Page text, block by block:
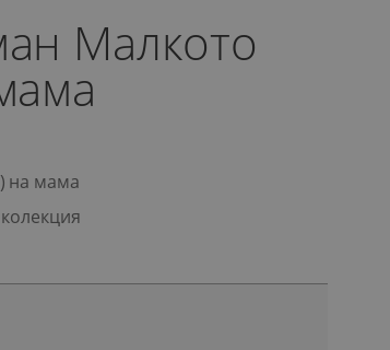
Малкото
на мама